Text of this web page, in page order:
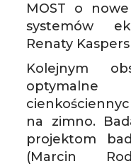
MOST o
systemów
Renaty
Kolejnym
na zimno.
projektom
(Marcin